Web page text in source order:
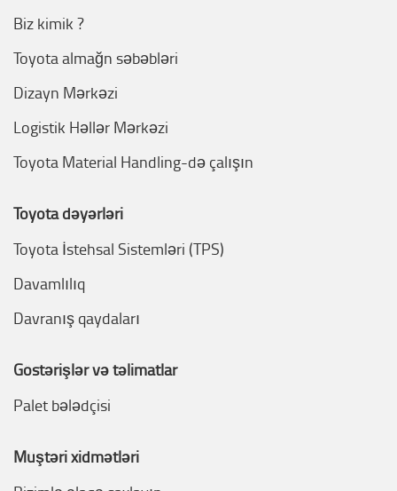
Biz kimik ?
Toyota almağn səbəbləri
Dizayn Mərkəzi
Logistik Həllər Mərkəzi
Toyota Material Handling-də çalışın
Toyota dəyərləri
Toyota İstehsal Sistemləri (TPS)
Davamlılıq
Davranış qaydaları
Göstərişlər və təlimatlar
Palet bələdçisi
Müştəri xidmətləri